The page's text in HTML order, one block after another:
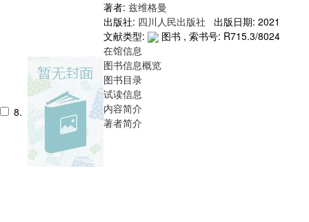
8.
著者: 兹维格曼
出版社: 四川人民出版社
出版日期: 2021
文献类型:
图书 , 索书号: R715.3/8024
在馆信息
图书信息概览
图书目录
试读信息
内容简介
著者简介